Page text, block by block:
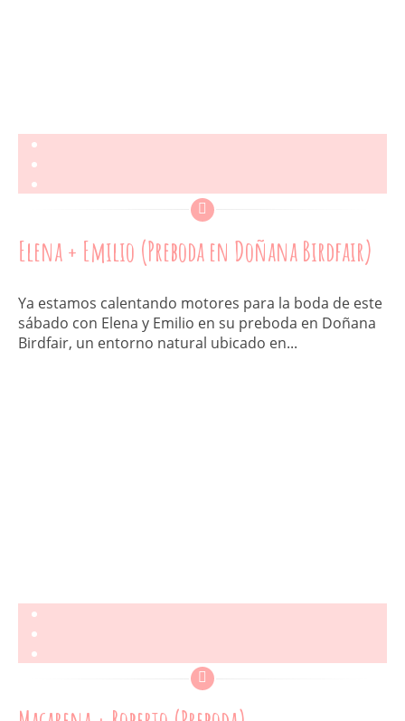
Elena + Emilio (Preboda en Doñana Birdfair)
Ya estamos calentando motores para la boda de este
sábado con Elena y Emilio en su preboda en Doñana
Birdfair, un entorno natural ubicado en...